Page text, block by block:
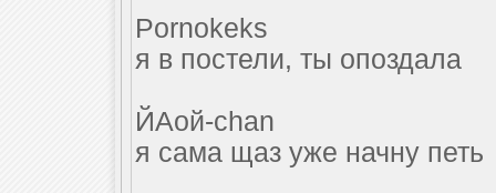
Pornokeks
я в постели, ты опоздала
ЙАой-chan
я сама щаз уже начну петь